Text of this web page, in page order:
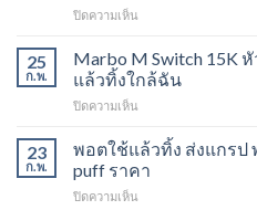
ปิดความเห็น
Switch
15K
วิธี
ดูด
ไม่
ให้
หัว
25
ก.พ.
Marbo M Switch 15K
แล้วทิ้งใกล้ฉัน
ปิดความเห็น
M
Switch
15K
หัว
23
ก.พ.
พอตใช้แล้วทิ้ง ส่งแกรป
puff ราคา
ปิดความเห็น